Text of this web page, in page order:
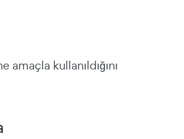
amaçla kullanıldığını